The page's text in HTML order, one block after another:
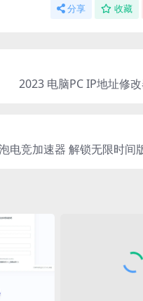
分享 收藏
2023 电脑PC IP地址修
电竞加速器 解锁无限时间